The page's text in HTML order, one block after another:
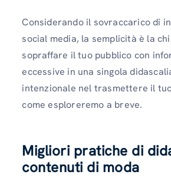
Considerando il sovraccarico di
social media, la semplicità è la
sopraffare il tuo pubblico con
eccessive in una singola
intenzionale nel trasmettere il
come esploreremo a breve.
Migliori pratiche di
contenuti di moda